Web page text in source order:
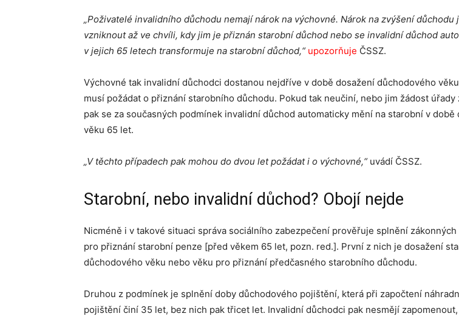
„Poživatelé invalidního důchodu nemají nárok na výchovné. Nárok na zvýšení důchodu
vzniknout až ve chvíli, kdy jim je přiznán starobní důchod nebo se invalidní důchod
v jejich 65 letech transformuje na starobní důchod,“ upozorňuje ČSSZ.
Výchovné tak invalidní důchodci dostanou nejdříve v době dosažení důchodového
musí požádat o přiznání starobního důchodu. Pokud tak neučiní, nebo jim žádost úřady
pak se za současných podmínek invalidní důchod automaticky mění na starobní v době
věku 65 let.
„V těchto případech pak mohou do dvou let požádat i o výchovné,“uvádí ČSSZ.
Starobní, nebo invalidní důchod? Obojí nejde
Nicméně i v takové situaci správa sociálního zabezpečení prověřuje splnění
pro přiznání starobní penze [před věkem 65 let, pozn. red.]. První z nich je dosažení
důchodového věku nebo věku pro přiznání předčasného starobního důchodu.
Druhou z podmínek je splnění doby důchodového pojištění, která při započtení
pojištění činí 35 let, bez nich pak třicet let. Invalidní důchodci pak nesmějí